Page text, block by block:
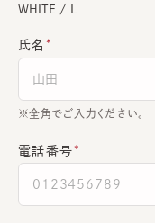
WHITE / L
氏名
全角でご入力ください。
電話番号